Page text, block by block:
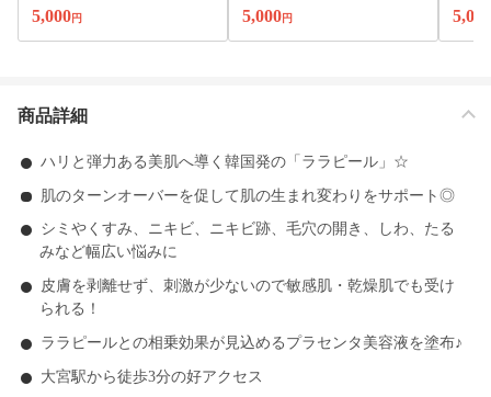
5,000円 5,000円 5,000
商品詳細
ハリと弾力ある美肌へ導く韓国発の「ララピール」☆
肌のターンオーバーを促して肌の生まれ変わりをサポート◎
シミやくすみ、ニキビ、ニキビ跡、毛穴の開き、しわ、たる
みなど幅広い悩みに
皮膚を剥離せず、刺激が少ないので敏感肌・乾燥肌でも受け
られる！
ララピールとの相乗効果が見込めるプラセンタ美容液を塗布♪
大宮駅から徒歩3分の好アクセス